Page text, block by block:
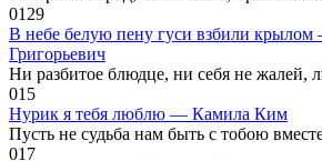
0129
В небе белую пену гуси взбили
Григорьевич
Ни разбитое блюдце, ни себя не жалей,
015
Нурик я тебя люблю — Камила Ким
Пусть не судьба нам быть с тобою
017